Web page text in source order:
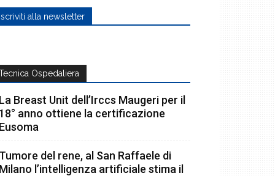
alla newsletter
Ospedaliera
Breast Unit dell’Irccs Maugeri per il
anno ottiene la certificazione
del rene, al San Raffaele di
l’intelligenza artificiale stima il